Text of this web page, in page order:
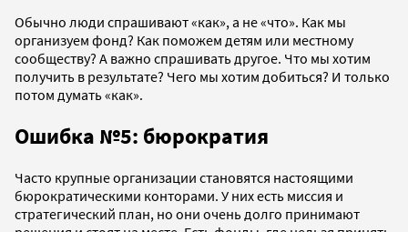
Обычно люди спрашивают «как», а не «что». Как мы
организуем фонд? Как поможем детям или местному
сообществу? А важно спрашивать другое. Что мы хотим
получить в результате? Чего мы хотим добиться? И только
потом думать «как».
Ошибка №5: бюрократия
Часто крупные организации становятся настоящими
бюрократическими конторами. У них есть миссия и
стратегический план, но они очень долго принимают